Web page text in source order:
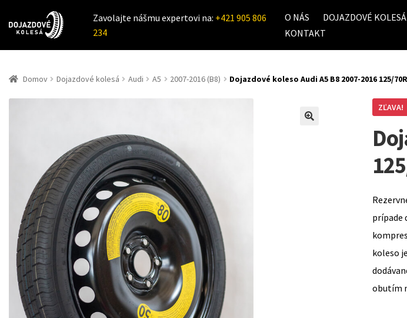
Zavolajte nášmu expertovi na: +421 905 806
234
O NÁS DOJAZDOVÉ KOLESÁ
KONTAKT
Domov Dojazdové kolesá Audi A5 2007-2016 (B8) Dojazdové koleso Audi A5 B8 2007-2016 125/
ZĽAVA!
prípade
koleso
obutím